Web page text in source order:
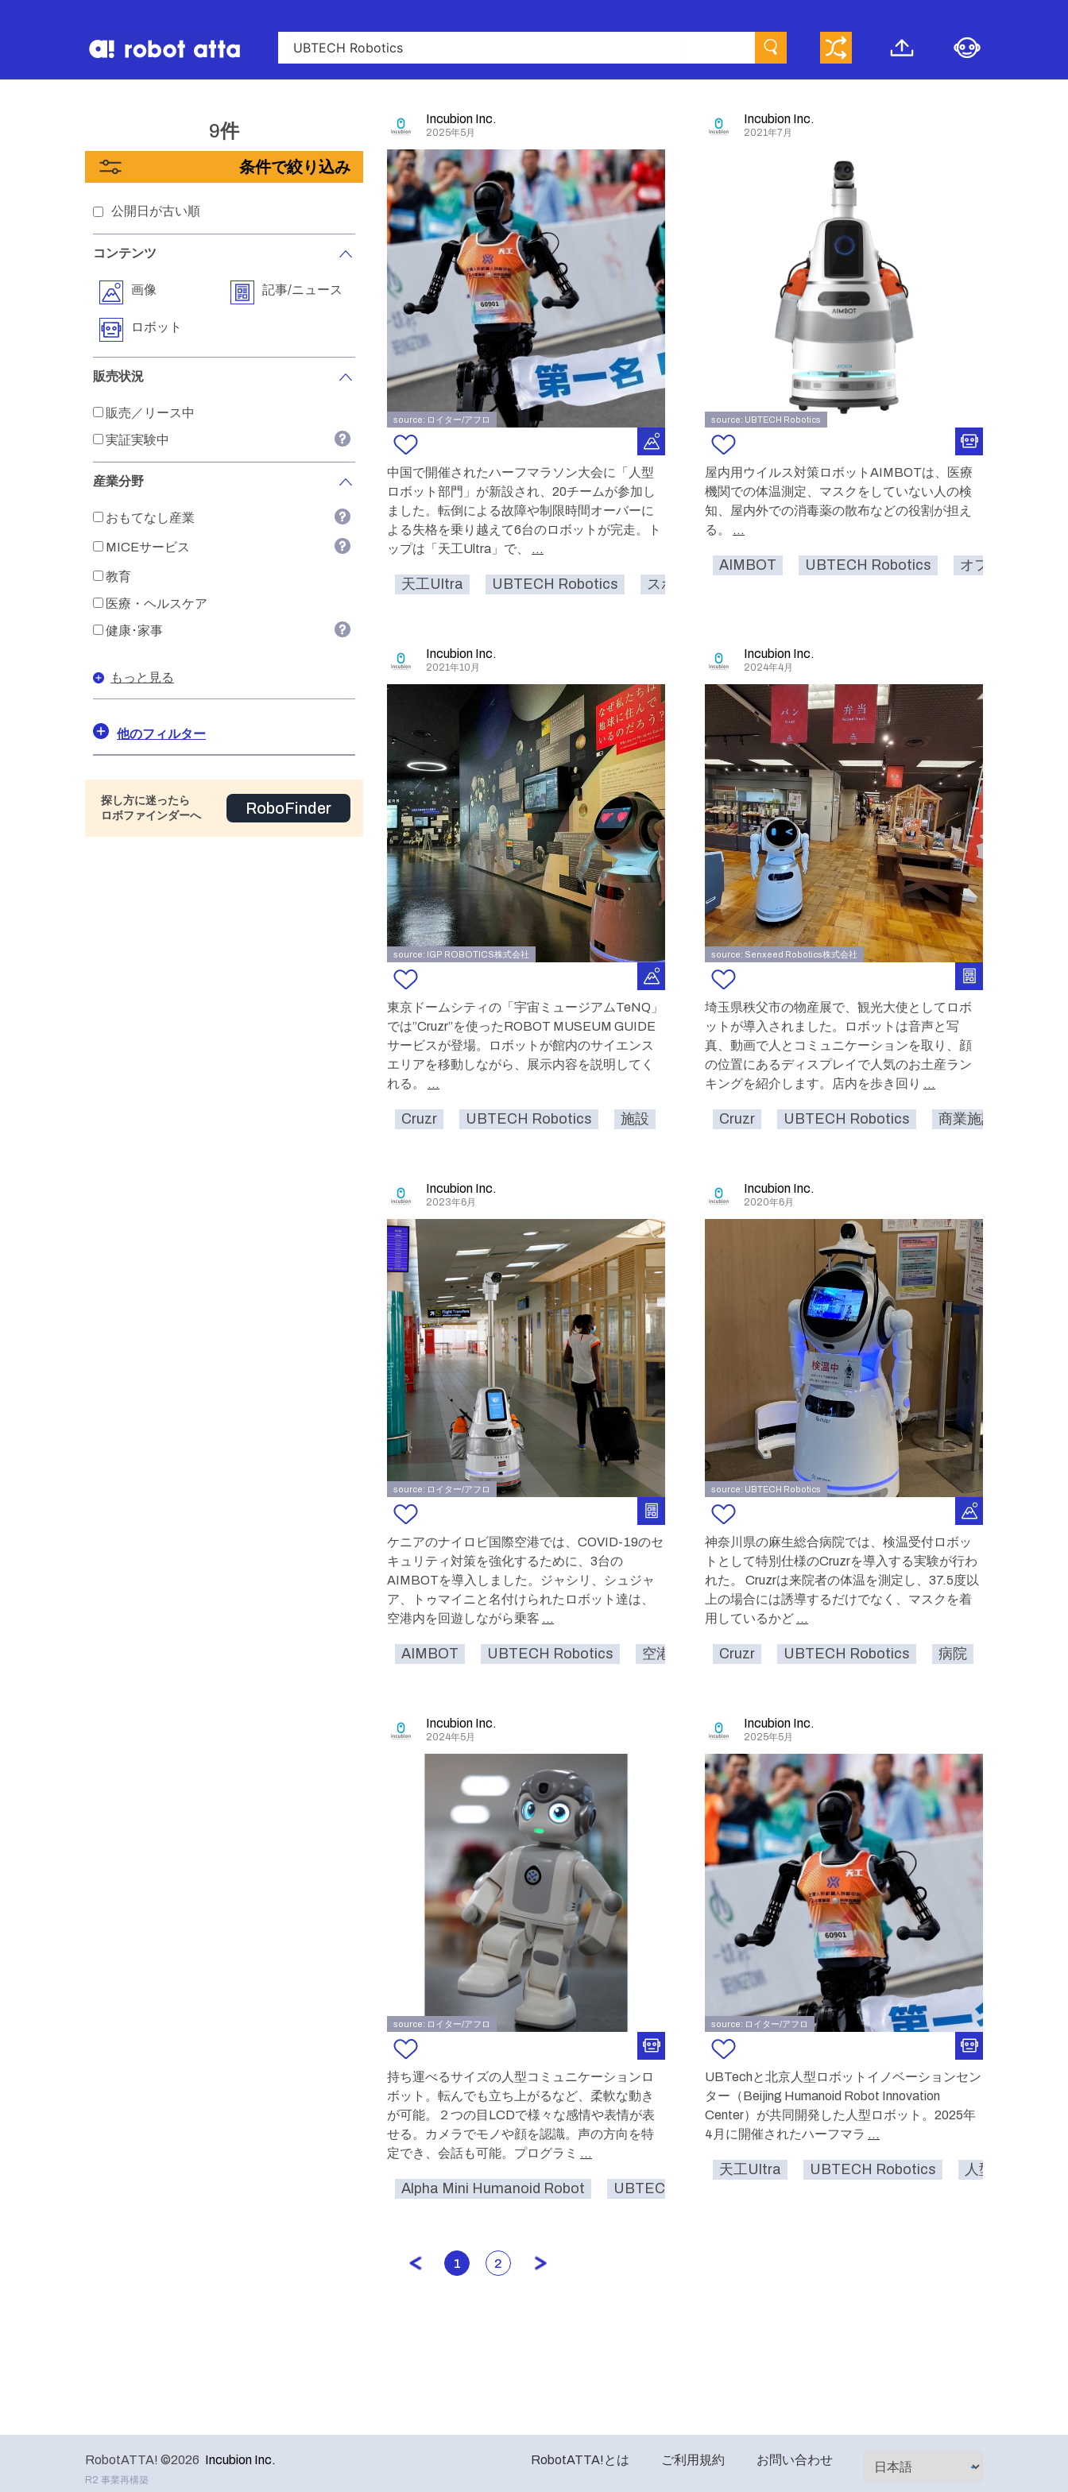
9件
条件で絞り込み
公開日が古い順
コンテンツ
画像 記事/ニュース
ロボット
販売状況
販売／リース中
実証実験中
産業分野
おもてなし産業
MICEサービス
教育
医療・ヘルスケア
健康･家事
もっと見る
他のフィルター
探し方に迷ったら
ロボファインダーへ
RoboFinder
Incubion Inc.
2025年5月
source: ロイター/アフロ
中国で開催されたハーフマラソン大会に「人型
ロボット部門」が新設され、20チームが参加し
ました。転倒による故障や制限時間オーバーに
よる失格を乗り越えて6台のロボットが完走。ト
ップは「天工Ultra」で、
...
天工Ultra UBTECH Robotics スポーツ
Incubion Inc.
2021年7月
source: UBTECH Robotics
屋内用ウイルス対策ロボットAIMBOTは、医療
機関での体温測定、マスクをしていない人の検
知、屋内外での消毒薬の散布などの役割が担え
る。
...
AIMBOT UBTECH Robotics オフィス
Incubion Inc.
2021年10月
source: IGP ROBOTICS株式会社
東京ドームシティの「宇宙ミュージアムTeNQ」
では”Cruzr”を使ったROBOT MUSEUM GUIDE
サービスが登場。ロボットが館内のサイエンス
エリアを移動しながら、展示内容を説明してく
れる。
...
Cruzr UBTECH Robotics 施設 アミューズメントパーク 美術館・博物館
Incubion Inc.
2024年4月
source: Senxeed Robotics株式会社
埼玉県秩父市の物産展で、観光大使としてロボ
ットが導入されました。ロボットは音声と写
真、動画で人とコミュニケーションを取り、顔
の位置にあるディスプレイで人気のお土産ラン
キングを紹介します。店内を歩き回り ...
Cruzr UBTECH Robotics 商業施設
Incubion Inc.
2023年6月
source: ロイター/アフロ
ケニアのナイロビ国際空港では、COVID-19のセ
キュリティ対策を強化するために、3台の
AIMBOTを導入しました。ジャシリ、シュジャ
ア、トゥマイニと名付けられたロボット達は、
空港内を回遊しながら乗客 ...
AIMBOT UBTECH Robotics 空港 コロナ 検温 みまもる
Incubion Inc.
2020年6月
source: UBTECH Robotics
神奈川県の麻生総合病院では、検温受付ロボッ
トとして特別仕様のCruzrを導入する実験が行わ
れた。 Cruzrは来院者の体温を測定し、37.5度以
上の場合には誘導するだけでなく、マスクを着
用しているかど ...
Cruzr UBTECH Robotics 病院
Incubion Inc.
2024年5月
source: ロイター/アフロ
持ち運べるサイズの人型コミュニケーションロ
ボット。転んでも立ち上がるなど、柔軟な動き
が可能。２つの目LCDで様々な感情や表情が表
せる。カメラでモノや顔を認識。声の方向を特
定でき、会話も可能。プログラミ ...
Alpha Mini Humanoid Robot UBTECH Robotics
Incubion Inc.
2025年5月
source: ロイター/アフロ
UBTechと北京人型ロボットイノベーションセン
ター（Beijing Humanoid Robot Innovation
Center）が共同開発した人型ロボット。2025年
4月に開催されたハーフマラ ...
天工Ultra UBTECH Robotics 人型
1 2
RobotATTA! ©2026 Incubion Inc.
R2 事業再構築
RobotATTA!とは ご利用規約 お問い合わせ